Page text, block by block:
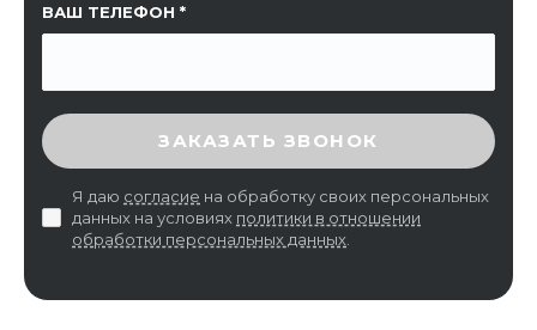
ВАШ ТЕЛЕФОН
ВВЕДИТЕ ПРОВЕРОЧНЫЙ КОД
ЗАКАЗАТЬ ЗВОНОК
Я даю согласие на обработку своих персональных
данных на условиях политики в отношении
обработки персональных данных